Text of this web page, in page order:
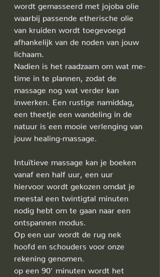
wordt gemasseerd met jojoba olie
waarbij passende etherische olie
van kruiden wordt toegevoegd
afhankelijk van de noden van jouw
lichaam.
Nadien is het raadzaam om wat me-
time in te plannen, zodat de
massage nog wat verder kan
inwerken. Een rustige namiddag,
een theetje een wandeling in de
natuur is een mooie verlenging van
jouw healing-massage.
Intuïtieve massage kan je boeken
vanaf een half uur, een uur
hiervoor wordt gekozen omdat je
meestal een twintigtal minuten
nodig hebt om te gaan naar een
ontspannen modus.
Op een uur wordt de rug nek
hoofd en schouders voor onze
rekening genomen.
op een 90' minuten wordt het